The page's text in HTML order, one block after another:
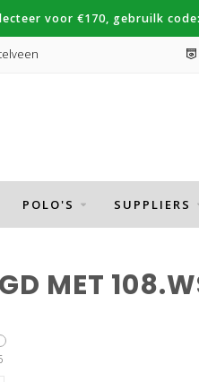
voor €170, gebruilk
POLO'S SUPPLIERS
MET